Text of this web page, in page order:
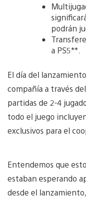
podrán
a PS5**.
El día del
compañía a través
partidas de 2-4
todo el juego
exclusivos para el
Entendemos que
estaban esperando
desde el